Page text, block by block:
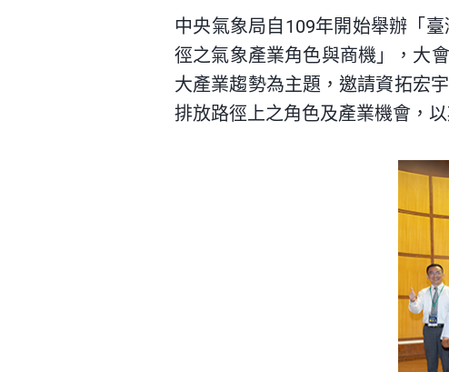
中央氣象局自109年開始舉辦「
徑之氣象產業角色與商機」，大
大產業趨勢為主題，邀請資拓宏
排放路徑上之角色及產業機會，